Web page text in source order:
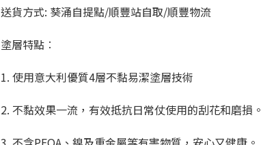
送貨方式: 葵涌自提點/順豐站自取/順豐物流
塗層特點︰
1. 使用意大利優質4層不黏易潔塗層技術
2. 不黏效果一流，有效抵抗日常仗使用的刮花和磨損。